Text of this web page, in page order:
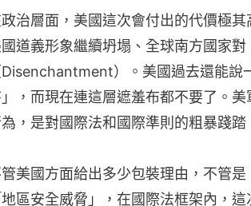
治層面，美國這次會付出的代價極
道義形象繼續坍塌、全球南方國家對
Disenchantment）。美國過去還能說
，而現在連這層遮羞布都不要了。
，是對國際法和國際準則的粗暴踐踏
美國方面給出多少包裝理由，不管
地區安全威脅」，在國際法框架內，